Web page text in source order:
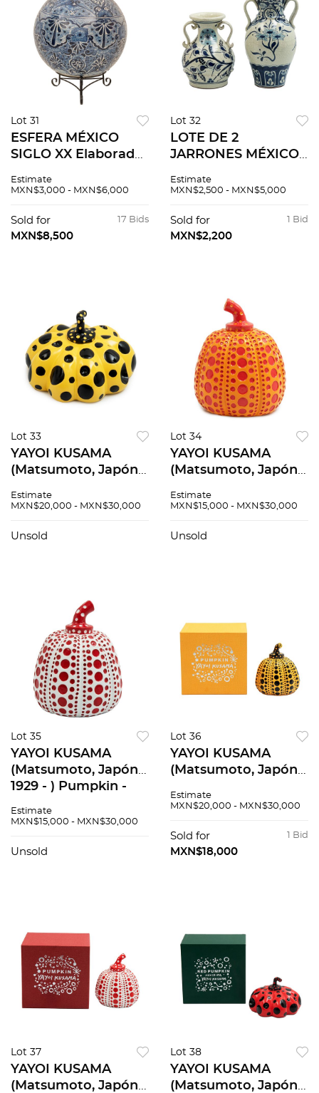
Lot 31
ESFERA MÉXICO
SIGLO XX Elaborada
talavera Decoración
color azul cobalto
Con base de...
Estimate
MXN$3,000 - MXN$6,000
17 Bids
Sold for
MXN$8,500
Lot 32
LOTE DE 2
JARRONES MÉXICO
Elaborados en
Talavera Sellados
inferior Casal
Estimate
MXN$2,500 - MXN$5,000
1 Bid
Sold for
MXN$2,200
Lot 33
YAYOI KUSAMA
(Matsumoto, Japón,
Yellow and black
Naoshima y
Estimate
MXN$20,000 - MXN$30,000
Unsold
Lot 34
YAYOI KUSAMA
(Matsumoto, Japón,
Yellow and red Con
artista estampado
Estimate
MXN$15,000 - MXN$30,000
Unsold
Lot 35
YAYOI KUSAMA
(Matsumoto, Japón,
1929 - ) Pumpkin -
copyright de la
en la base
Estimate
MXN$15,000 - MXN$30,000
Unsold
Lot 36
YAYOI KUSAMA
(Matsumoto, Japón,
Yellow and black
artista estampado
en la base Escultu...
Estimate
MXN$20,000 - MXN$30,000
1 Bid
Sold for
MXN$18,000
Lot 37
YAYOI KUSAMA
(Matsumoto, Japón,
Lot 38
YAYOI KUSAMA
(Matsumoto, Japón,